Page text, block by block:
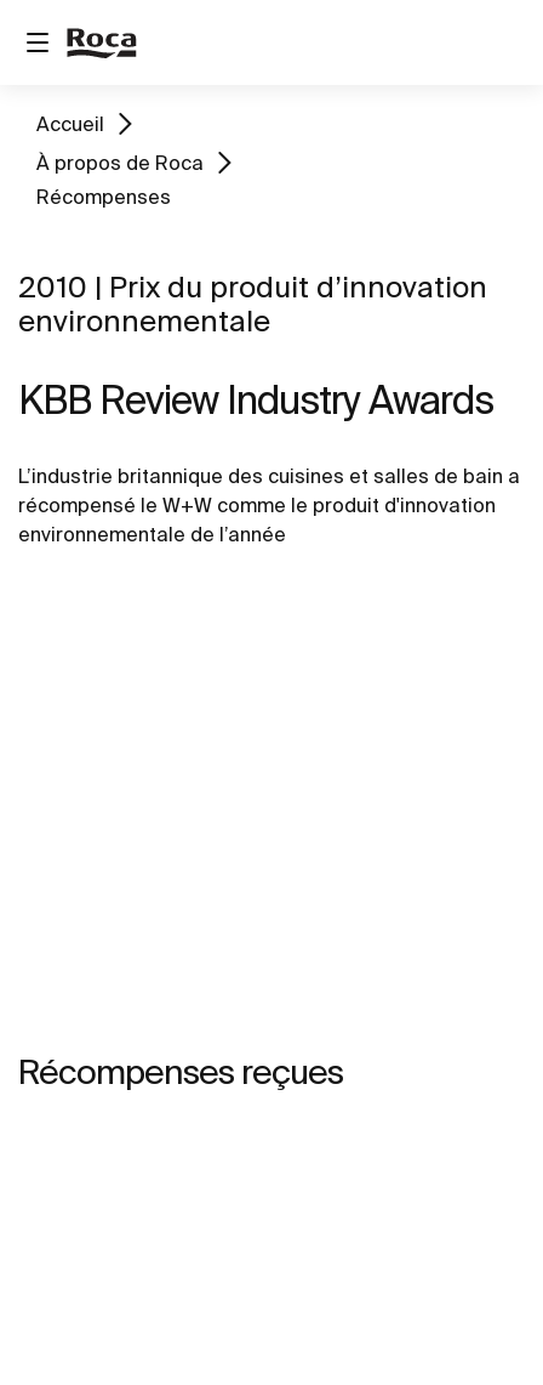
Accueil
À propos de Roca
Récompenses
2010 | Prix du produit d’innovation
environnementale
KBB Review Industry Awards
L’industrie britannique des cuisines et salles de bain a
récompensé le W+W comme le produit d'innovation
environnementale de l’année
Récompenses reçues